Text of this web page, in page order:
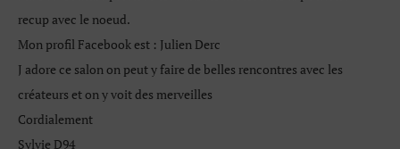
recup avec le noeud.
Mon profil Facebook est : Julien Derc
J adore ce salon on peut y faire de belles rencontres avec les
créateurs et on y voit des merveilles
Cordialement
Sylvie D94